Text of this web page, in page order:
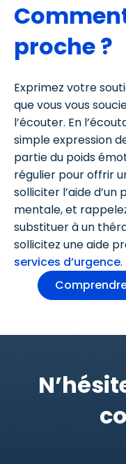
proche ?
Exprimez votre
que vous vous
l’écouter. En
simple expression
partie du poids
régulier pour offrir
solliciter l’aide
mentale, et
substituer à un
sollicitez une aide
services d’urgence.